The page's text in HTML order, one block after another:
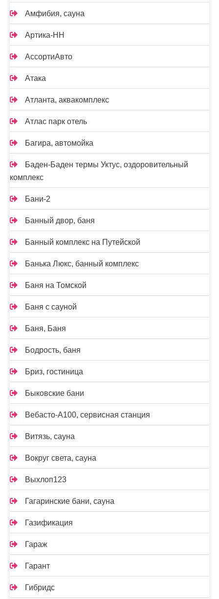
Амфибия, сауна
Артика-НН
АссортиАвто
Атака
Атланта, аквакомплекс
Атлас парк отель
Багира, автомойка
Баден-Баден термы Уктус, оздоровительный
комплекс
Бани-2
Банный двор, баня
Банный комплекс на Путейской
Банька Люкс, банный комплекс
Баня на Томской
Баня с сауной
Баня, Баня
Бодрость, баня
Бриз, гостиница
Быковские бани
Вебасто-А100, сервисная станция
Витязь, сауна
Вокруг света, сауна
Выхлоп123
Гагаринские бани, сауна
Газификация
Гараж
Гарант
Гибридс